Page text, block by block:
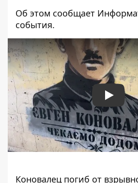
Об этом сообщает
события.
Play
Коновалец погиб от